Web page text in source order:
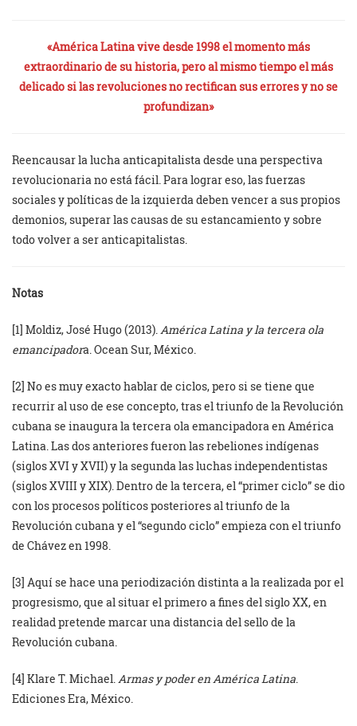
«América Latina vive desde 1998 el momento más
extraordinario de su historia, pero al mismo tiempo el más
delicado si las revoluciones no rectifican sus errores y no se
profundizan»
Reencausar la lucha anticapitalista desde una perspectiva
revolucionaria no está fácil. Para lograr eso, las fuerzas
sociales y políticas de la izquierda deben vencer a sus propios
demonios, superar las causas de su estancamiento y sobre
todo volver a ser anticapitalistas.
Notas
[1] Moldiz, José Hugo (2013). América Latina y la tercera ola
emancipadora. Ocean Sur, México.
[2] No es muy exacto hablar de ciclos, pero si se tiene que
recurrir al uso de ese concepto, tras el triunfo de la Revolución
cubana se inaugura la tercera ola emancipadora en América
Latina. Las dos anteriores fueron las rebeliones indígenas
(siglos XVI y XVII) y la segunda las luchas independentistas
(siglos XVIII y XIX). Dentro de la tercera, el “primer ciclo” se dio
con los procesos políticos posteriores al triunfo de la
Revolución cubana y el “segundo ciclo” empieza con el triunfo
de Chávez en 1998.
[3] Aquí se hace una periodización distinta a la realizada por el
progresismo, que al situar el primero a fines del siglo XX, en
realidad pretende marcar una distancia del sello de la
Revolución cubana.
[4] Klare T. Michael. Armas y poder en América Latina
Ediciones Era, México.